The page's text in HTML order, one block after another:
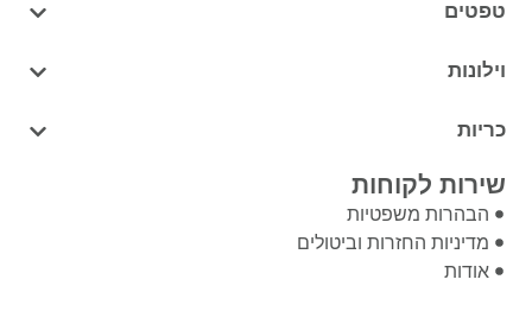
טפטים
וילונות
כריות
שירות לקוחות
הבהרות משפטיות
מדיניות החזרות וביטולים
אודות